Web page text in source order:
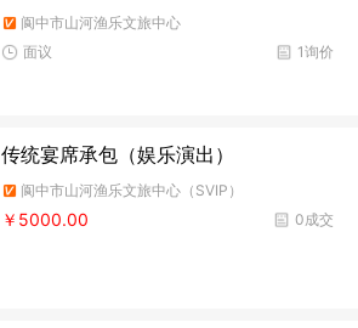
阆中市山河渔乐文旅中心
1询价
面议
传统宴席承包（娱乐演出）
阆中市山河渔乐文旅中心（SVIP）
0成交
￥5000.00